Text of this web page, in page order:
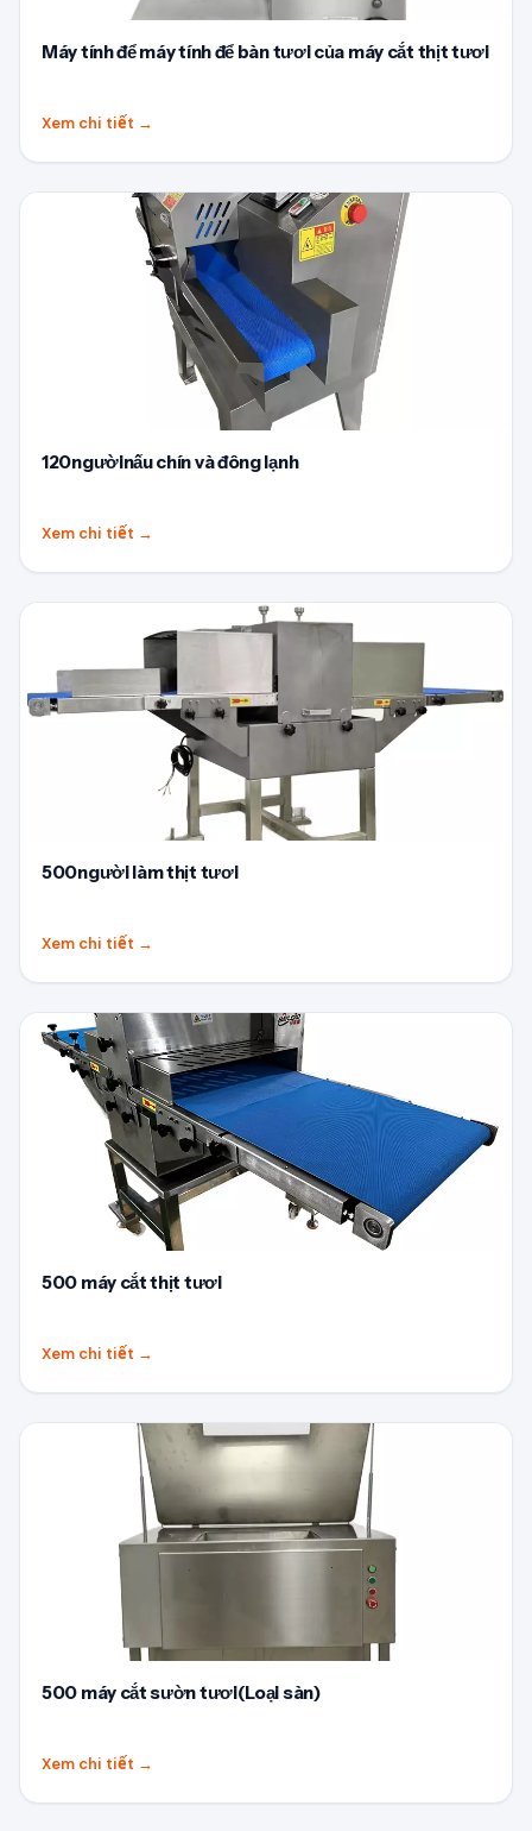
Máy tính để máy tính để bàn tươi của máy cắt thịt tươi
Xem chi tiết →
120ngườinấu chín và đông lạnh
Xem chi tiết →
500người làm thịt tươi
Xem chi tiết →
500 máy cắt thịt tươi
Xem chi tiết →
500 máy cắt sườn tươi(Loại sàn)
Xem chi tiết →